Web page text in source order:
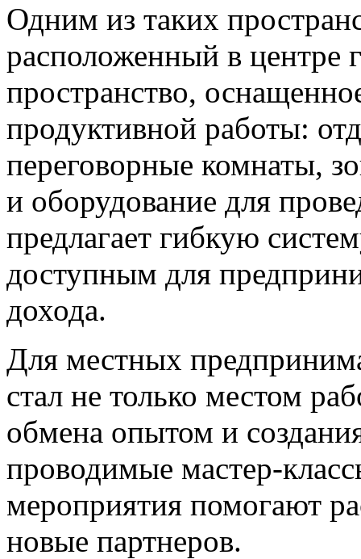
Одним из таких
расположенный в центре
пространство,
продуктивной работы:
переговорные комнаты,
и оборудование для
предлагает гибкую
доступным для
дохода.
Для местных
стал не только местом
обмена опытом и
проводимые мастер-
мероприятия помогают
новые партнеров.